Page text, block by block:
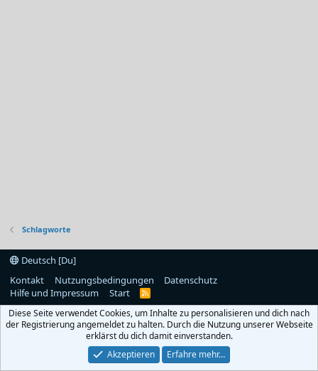
Schlagworte
Deutsch [Du]
Kontakt
Nutzungsbedingungen
Datenschutz
Hilfe und Impressum
Start
R
S
Diese Seite verwendet Cookies, um Inhalte zu personalisieren und dich nach
der Registrierung angemeldet zu halten. Durch die Nutzung unserer Webseite
erklärst du dich damit einverstanden.
Akzeptieren
Erfahre mehr…